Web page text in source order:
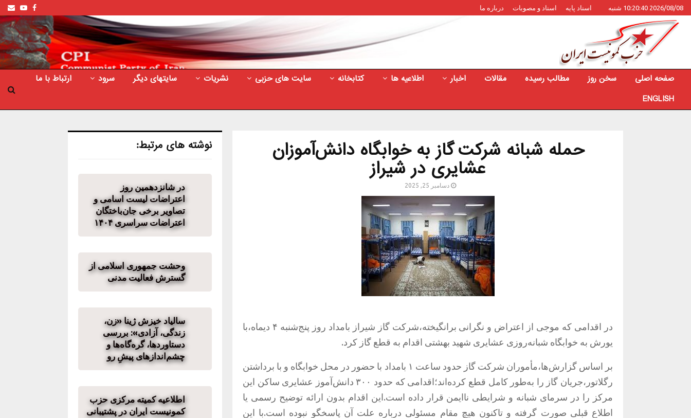
2026/08/08 10:20:40 شنبه اسناد پایه اسناد و مصوبات درباره ما Facebook
صفحه اصلی سخن روز مطالب رسیده مقالات اخبار اطلاعیه ها کتابخانه سایت های حزبی نشریات سایتهای دیگر سرود
ارتباط با ما
ENGLISH
حمله شبانه شرکت گاز به خوابگاه دانش‌آموزان
عشایری در شیراز
دسامبر 25, 2025
در اقدامی که موجی از اعتراض و نگرانی برانگیخته،شرکت گاز شیراز بامداد روز پنج‌شنبه ۴ دیماه،با
یورش به خوابگاه شبانه‌روزی عشایری شهید بهشتی اقدام به قطع گاز کرد.
بر اساس گزارش‌ها،مأموران شرکت گاز حدود ساعت ۱ بامداد با حضور در محل خوابگاه و با برداشتن
رگلاتور،جریان گاز را به‌طور کامل قطع کرده‌اند؛اقدامی که حدود ۳۰۰ دانش‌آموز عشایری ساکن این
مرکز را در سرمای شبانه و شرایطی ناایمن قرار داده است.این اقدام بدون ارائه توضیح رسمی یا
اطلاع قبلی صورت گرفته و تاکنون هیچ مقام مسئولی درباره علت آن پاسخگو نبوده است.با این
نوشته های مرتبط:
در شانزدهمین روز
اعتراضات لیست اسامی و
تصاویر برخی جان‌باختگان
اعتراضات سراسری ۱۴۰۴
وحشت جمهوری اسلامی از
گسترش فعالیت مدنی
سالیاد خیزش ژینا «زن،
زندگی، آزادی»: بررسی
دستاوردها، گره‌گاه‌ها و
چشم‌اندازهای پیشِ رو
اطلاعیه کمیته مرکزی حزب
کمونیست ایران در پشتیبانی